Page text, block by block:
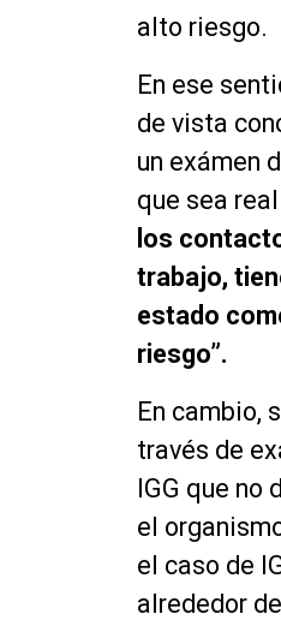
alto riesgo.
En ese
de vista
un exámen
que sea
los
trabajo,
estado
riesgo”.
En cambio,
través de
IGG que no
el
el caso de
alrededor